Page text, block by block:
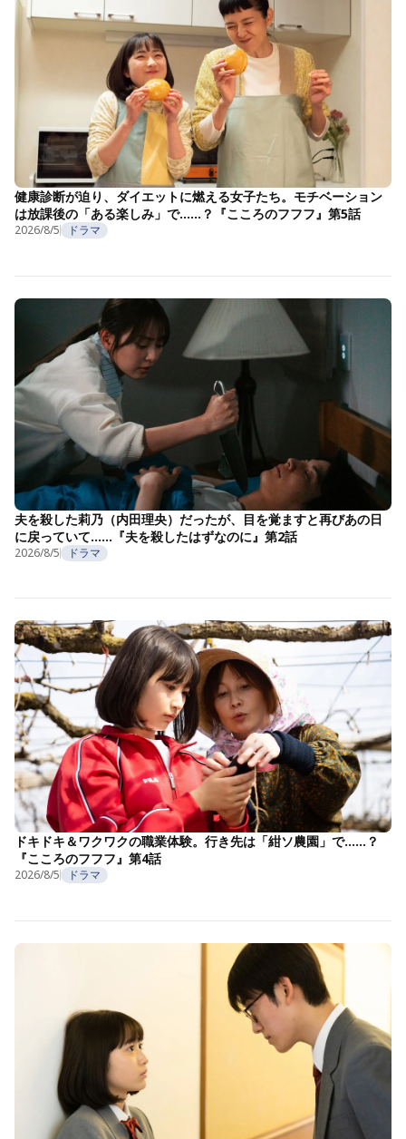
健康診断が迫り、ダイエットに燃える女子たち。モチベーション
は放課後の「ある楽しみ」で……？『こころのフフフ』第5話
2026/8/5 ドラマ
夫を殺した莉乃（内田理央）だったが、目を覚ますと再びあの日
に戻っていて……『夫を殺したはずなのに』第2話
2026/8/5 ドラマ
ドキドキ＆ワクワクの職業体験。行き先は「紺ソ農園」で……？
『こころのフフフ』第4話
2026/8/5 ドラマ